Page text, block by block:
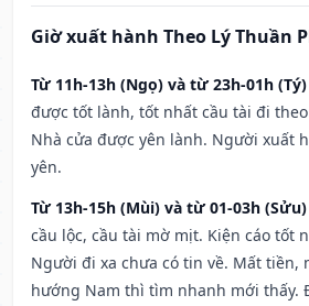
Giờ xuất hành Theo Lý Thuần
Từ 11h-13h (Ngọ) và từ 23h-01h (Tý)
được tốt lành, tốt nhất cầu tài đi
Nhà cửa được yên lành. Người xuất
yên.
Từ 13h-15h (Mùi) và từ 01-03h (Sửu)
cầu lộc, cầu tài mờ mịt. Kiện cáo tốt
Người đi xa chưa có tin về. Mất tiền,
hướng Nam thì tìm nhanh mới thấy.